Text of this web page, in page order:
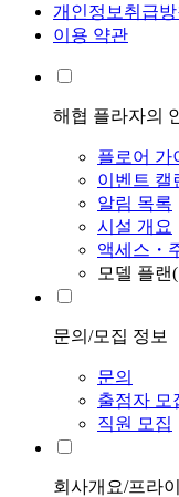
개인정보취급방
이용 약관
해협 플라자의
플로어 가
이벤트 캘
알림 목록
시설 개요
액세스・
모델 플랜
문의/모집 정보
문의
출점자 모
직원 모집
회사개요/프라